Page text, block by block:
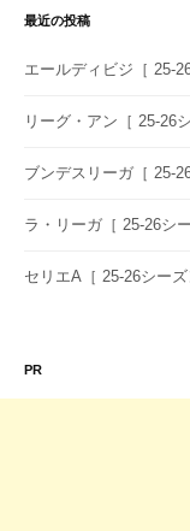
ョ
ン
最近の投稿
エールディビジ［ 25-
リーグ・アン［ 25-26
ブンデスリーガ［ 25-
ラ・リーガ［ 25-26シ
セリエA［ 25-26シー
PR